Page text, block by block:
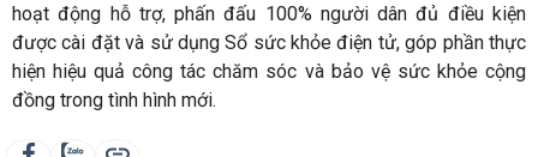
hoạt động hỗ trợ, phấn đấu 100% người dân đủ điều kiện
được cài đặt và sử dụng Sổ sức khỏe điện tử, góp phần thực
hiện hiệu quả công tác chăm sóc và bảo vệ sức khỏe cộng
đồng trong tình hình mới.